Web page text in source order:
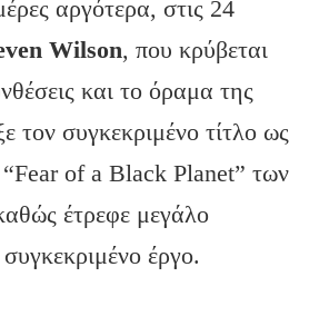
αργότερα, στις 24
Wilson, που κρύβεται
και το όραμα της
τον συγκεκριμένο τίτλο ως
of a Black Planet” των
έτρεφε μεγάλο
έργο.